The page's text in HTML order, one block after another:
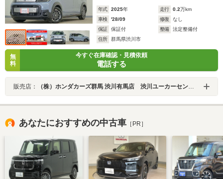
年式 2025年 走行 0.2万km
車検
'28/09 修復
なし
保証
保証付 整備
法定整備付
住所
群馬県渋川市
無
料
今すぐ在庫確認・見積依頼
電話する
販売店： （株）ホンダカーズ群馬 渋川有馬店 渋川ユーカーセンター
あなたにおすすめの中古車 ［PR］